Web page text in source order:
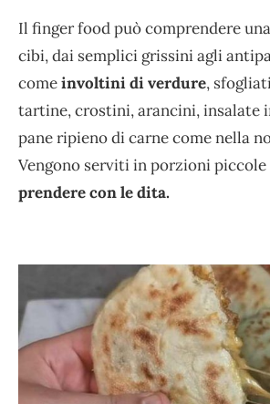
Il finger food può comprendere
cibi, dai semplici grissini agli
comeinvoltini di verdure,
tartine, crostini, arancini, insalate
pane ripieno di carne come nella
Vengono serviti in porzioni piccole
prendere con le dita.